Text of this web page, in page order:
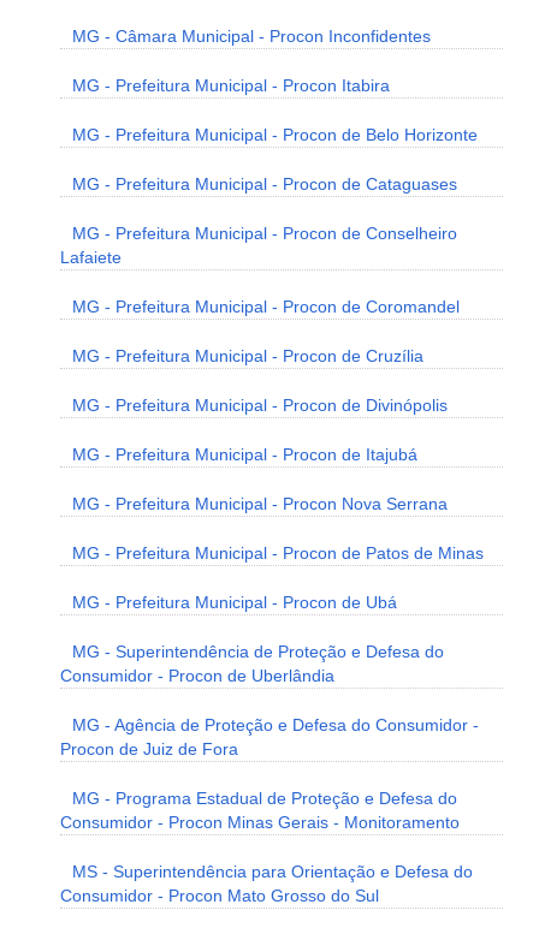
MG - Câmara Municipal - Procon Inconfidentes
MG - Prefeitura Municipal - Procon Itabira
MG - Prefeitura Municipal - Procon de Belo Horizonte
MG - Prefeitura Municipal - Procon de Cataguases
MG - Prefeitura Municipal - Procon de Conselheiro
Lafaiete
MG - Prefeitura Municipal - Procon de Coromandel
MG - Prefeitura Municipal - Procon de Cruzília
MG - Prefeitura Municipal - Procon de Divinópolis
MG - Prefeitura Municipal - Procon de Itajubá
MG - Prefeitura Municipal - Procon Nova Serrana
MG - Prefeitura Municipal - Procon de Patos de Minas
MG - Prefeitura Municipal - Procon de Ubá
MG - Superintendência de Proteção e Defesa do
Consumidor - Procon de Uberlândia
MG - Agência de Proteção e Defesa do Consumidor -
Procon de Juiz de Fora
MG - Programa Estadual de Proteção e Defesa do
Consumidor - Procon Minas Gerais - Monitoramento
MS - Superintendência para Orientação e Defesa do
Consumidor - Procon Mato Grosso do Sul